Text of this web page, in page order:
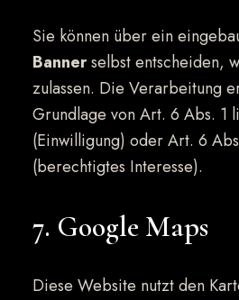
Sie können über ein
Bannerselbst entscheiden,
zulassen. Die Verarbeitung
Grundlage von Art. 6 Abs. 1
(Einwilligung) oder Art. 6
(berechtigtes Interesse).
7. Google Maps
Diese Website nutzt den